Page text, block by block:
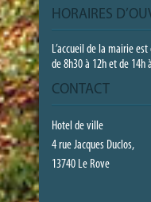
HORAIRES
L’accueil de la mairie
de 8h30 à 12h et de 14h
CONTACT
Hotel de ville
4 rue Jacques Duclos,
13740 Le Rove